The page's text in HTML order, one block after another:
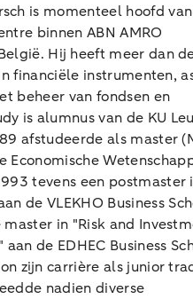
is momenteel hoofd
binnen ABN AMRO
Hij heeft meer dan
financiële instrumenten,
beheer van fondsen en
is alumnus van de KU
afstudeerde als master
Economische
tevens een postmaster
de VLEKHO Business
in "Risk and
de EDHEC Business
zijn carrière als junior
nadien diverse